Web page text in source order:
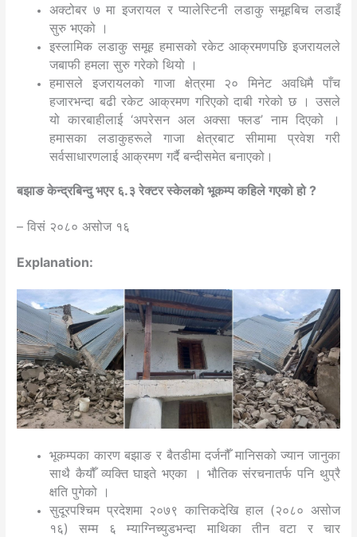
अक्टोबर ७ मा इजरायल र प्यालेस्टिनी लडाकु समूहबिच लडाइँ
सुरु भएको ।
इस्लामिक लडाकु समूह हमासको रकेट आक्रमणपछि इजरायलले
जबाफी हमला सुरु गरेको थियो ।
हमासले इजरायलको गाजा क्षेत्रमा २० मिनेट अवधिमै पाँच
हजारभन्दा बढी रकेट आक्रमण गरिएको दाबी गरेको छ । उसले
यो कारबाहीलाई ‘अपरेसन अल अक्सा फ्लड’ नाम दिएको ।
हमासका लडाकुहरूले गाजा क्षेत्रबाट सीमामा प्रवेश गरी
सर्वसाधारणलाई आक्रमण गर्दै बन्दीसमेत बनाएको।
बझाङ केन्द्रबिन्दु भएर ६.३ रेक्टर स्केलको भूकम्प कहिले गएको हो ?
– विसं २०८० असोज १६
Explanation:
भूकम्पका कारण बझाङ र बैतडीमा दर्जनौँ मानिसको ज्यान जानुका
साथै कैयौँ व्यक्ति घाइते भएका । भौतिक संरचनातर्फ पनि थुप्रै
क्षति पुगेको ।
सुदूरपश्चिम प्रदेशमा २०७९ कात्तिकदेखि हाल (२०८० असोज
१६) सम्म ६ म्याग्निच्युडभन्दा माथिका तीन वटा र चार